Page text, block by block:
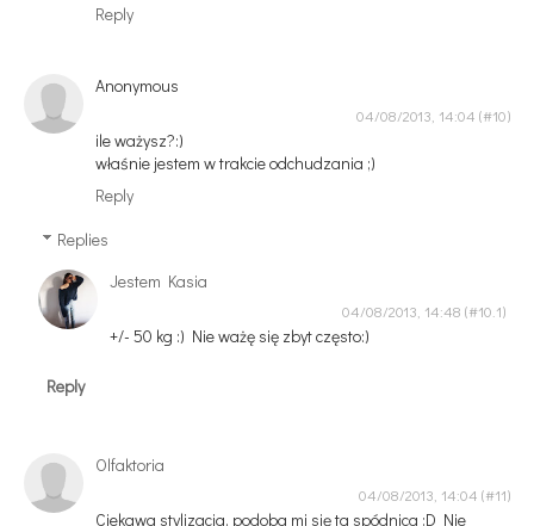
Reply
Anonymous
04/08/2013, 14:04
ile ważysz?:)
właśnie jestem w trakcie odchudzania ;)
Reply
Replies
Jestem Kasia
04/08/2013, 14:48
+/- 50 kg :) Nie ważę się zbyt często:)
Reply
Olfaktoria
04/08/2013, 14:04
Ciekawa stylizacja, podoba mi się ta spódnica :D Nie